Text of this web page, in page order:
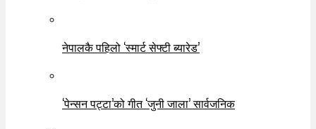
नेपालकै पहिलो ‘स्मार्ट सेफ्टी ब्यारेड’
‘पेन्सन पट्टा’को गीत ‘जुनी जाला’ सार्वजनिक